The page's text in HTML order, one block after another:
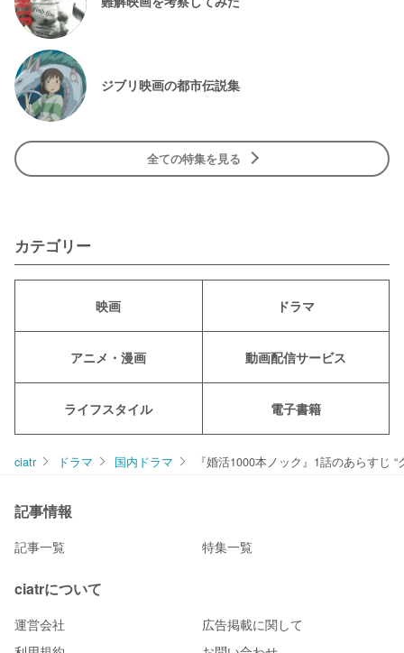
ジブリ映画の都市伝説集
全ての特集を見る
カテゴリー
映画 ドラマ
アニメ・漫画 動画配信サービス
ライフスタイル 電子書籍
ciatr ドラマ 国内ドラマ 『婚活1000本ノック』1話のあらすじ
記事情報
記事一覧 特集一覧
ciatrについて
運営会社
広告掲載に関して